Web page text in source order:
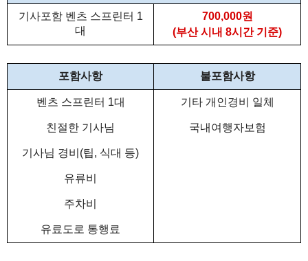
기사포함 벤츠 스프린터 1
대
700,000원
(부산 시내 8시간 기준)
포함사항 불포함사항
벤츠 스프린터 1대 기타 개인경비 일체
친절한 기사님 국내여행자보험
기사님 경비(팁, 식대 등)
유류비
주차비
유료도로 통행료